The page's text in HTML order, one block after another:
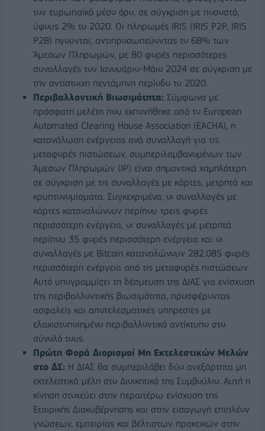
τον ευρωπαϊκό μέσο όρο, σε σύγκριση με ποσοστό,
ύψους 2% το 2020. Οι πληρωμές IRIS (IRIS P2P, IRIS
P2B) ηγούνται, αντιπροσωπεύοντας το 68% των
Άμεσων Πληρωμών, με 80 φορές περισσότερες
συναλλαγές τον Ιανουάριο-Μάιο 2024 σε σύγκριση με
την αντίστοιχη πεντάμηνη περίοδο το 2020.
Περιβαλλοντική Βιωσιμότητα: Σύμφωνα με
πρόσφατη μελέτη που εκπονήθηκε από το European
Automated Clearing House Association (EACHA), η
κατανάλωση ενέργειας ανά συναλλαγή για τις
μεταφορές πιστώσεων, συμπεριλαμβανομένων των
Άμεσων Πληρωμών (IP) είναι σημαντικά χαμηλότερη
σε σύγκριση με τις συναλλαγές με κάρτες, μετρητά και
κρυπτονομίσματα. Συγκεκριμένα, οι συναλλαγές με
κάρτες καταναλώνουν περίπου τρεις φορές
περισσότερη ενέργεια, οι συναλλαγές με μετρητά
περίπου 35 φορές περισσότερη ενέργεια και οι
συναλλαγές με Bitcoin καταναλώνουν 282.085 φορές
περισσότερη ενέργεια από τις μεταφορές πιστώσεων.
Αυτό υπογραμμίζει τη δέσμευση της ΔΙΑΣ για ενίσχυση
της περιβαλλοντικής βιωσιμότητα, προσφέροντας
ασφαλείς και αποτελεσματικές υπηρεσίες με
ελαχιστοποιημένο περιβαλλοντικό αντίκτυπο στο
σύνολό τους.
Πρώτη Φορά Διορισμοί Μη Εκτελεστικών Μελών
στο ΔΣ: Η ΔΙΑΣ θα συμπεριλάβει δύο ανεξάρτητα μη
εκτελεστικά μέλη στο Διοικητικό της Συμβούλιο. Αυτή η
κίνηση στοχεύει στην περαιτέρω ενίσχυση της
Εταιρικής Διακυβέρνησης και στην εισαγωγή επιπλέον
γνώσεων, εμπειρίας και βέλτιστων πρακτικών στην